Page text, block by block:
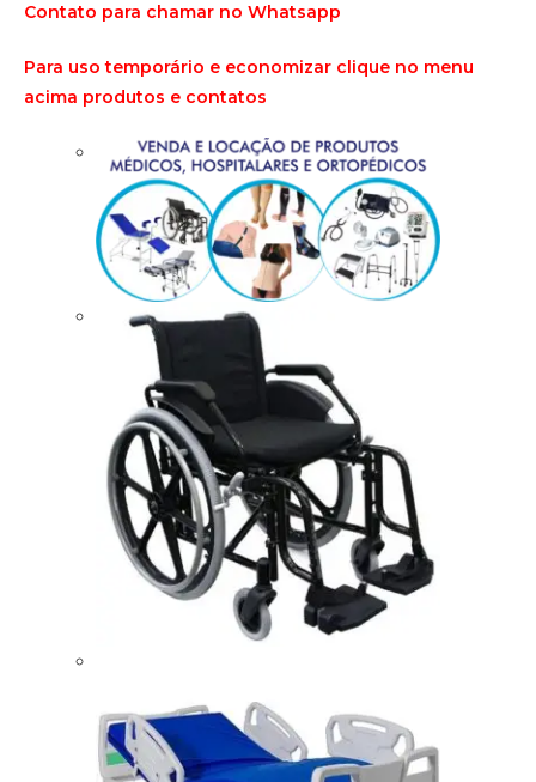
Contato para chamar no Whatsapp
Para uso temporário e economizar clique no menu
acima produtos e contatos